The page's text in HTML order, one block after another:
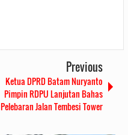
Previous
Ketua DPRD Batam Nuryanto
Pimpin RDPU Lanjutan Bahas
Pelebaran Jalan Tembesi Tower